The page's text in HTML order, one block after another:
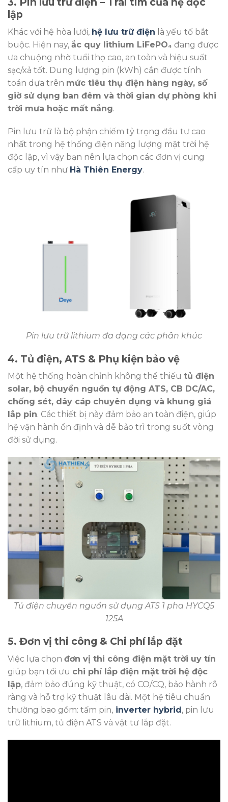
lập
Khác với hệ hòa lưới, hệ lưu trữ điện là yếu tố bắt
buộc. Hiện nay, ắc quy lithium LiFePO₄ đang được
ưa chuộng nhờ tuổi thọ cao, an toàn và hiệu suất
sạc/xả tốt. Dung lượng pin (kWh) cần được tính
toán dựa trên mức tiêu thụ điện hàng ngày, số
giờ sử dụng ban đêm và thời gian dự phòng khi
trời mưa hoặc mất nắng.
Pin lưu trữ là bộ phận chiếm tỷ trọng đầu tư cao
nhất trong hệ thống điện năng lượng mặt trời hệ
độc lập, vì vậy bạn nên lựa chọn các đơn vị cung
cấp uy tín như Hà Thiên Energy.
Pin lưu trữ lithium đa dạng các phân khúc
4. Tủ điện, ATS & Phụ kiện bảo vệ
Một hệ thống hoàn chỉnh không thể thiếu tủ điện
solar, bộ chuyển nguồn tự động ATS, CB DC/AC,
chống sét, dây cáp chuyên dụng và khung giá
lắp pin. Các thiết bị này đảm bảo an toàn điện, giúp
hệ vận hành ổn định và dễ bảo trì trong suốt vòng
đời sử dụng.
Tủ điện chuyển nguồn sử dụng ATS 1 pha HYCQ5
125A
5. Đơn vị thi công & Chi phí lắp đặt
Việc lựa chọn đơn vị thi công điện mặt trời uy tín
giúp bạn tối ưu chi phí lắp điện mặt trời hệ độc
lập, đảm bảo đúng kỹ thuật, có CO/CQ, bảo hành rõ
ràng và hỗ trợ kỹ thuật lâu dài. Một hệ tiêu chuẩn
thường bao gồm: tấm pin, inverter hybrid, pin lưu
trữ lithium, tủ điện ATS và vật tư lắp đặt.